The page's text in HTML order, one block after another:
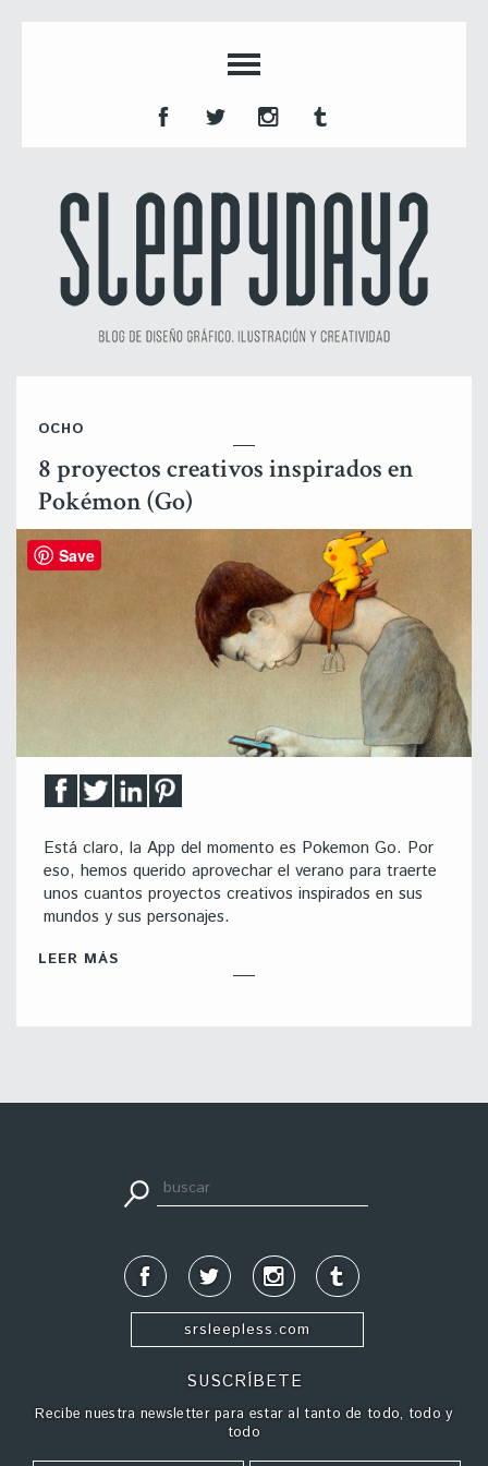
OCHO
8 proyectos creativos inspirados en
Pokémon (Go)
Está claro, la App del momento es Pokemon Go. Por
eso, hemos querido aprovechar el verano para traerte
unos cuantos proyectos creativos inspirados en sus
mundos y sus personajes.
LEER MÁS
srsleepless.com
SUSCRÍBETE
Recibe nuestra newsletter para estar al tanto de todo, todo y
todo
Save